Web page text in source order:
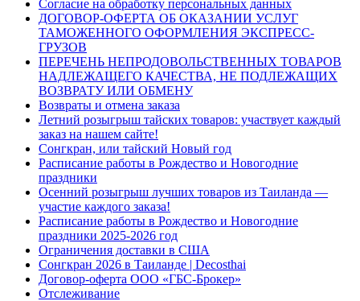
Согласие на обработку персональных данных
ДОГОВОР-ОФЕРТА ОБ ОКАЗАНИИ УСЛУГ
ТАМОЖЕННОГО ОФОРМЛЕНИЯ ЭКСПРЕСС-
ГРУЗОВ
ПЕРЕЧЕНЬ НЕПРОДОВОЛЬСТВЕННЫХ ТОВАРОВ
НАДЛЕЖАЩЕГО КАЧЕСТВА, НЕ ПОДЛЕЖАЩИХ
ВОЗВРАТУ ИЛИ ОБМЕНУ
Возвраты и отмена заказа
Летний розыгрыш тайских товаров: участвует каждый
заказ на нашем сайте!
Сонгкран, или тайский Новый год
Расписание работы в Рождество и Новогодние
праздники
Осенний розыгрыш лучших товаров из Таиланда —
участие каждого заказа!
Расписание работы в Рождество и Новогодние
праздники 2025-2026 год
Ограничения доставки в США
Сонгкран 2026 в Таиланде | Decosthai
Договор-оферта ООО «ГБС-Брокер»
Отслеживание